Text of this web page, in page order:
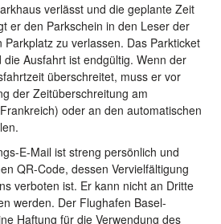
verlässt und die geplante Zeit
er den Parkschein in den Leser der
zu verlassen. Das Parkticket
Ausfahrt ist endgültig. Wenn der
überschreitet, muss er vor
der Zeitüberschreitung am
oder an den automatischen
E-Mail ist streng persönlich und
QR-Code, dessen Vervielfältigung
verboten ist. Er kann nicht an Dritte
werden. Der Flughafen Basel-
Haftung für die Verwendung des